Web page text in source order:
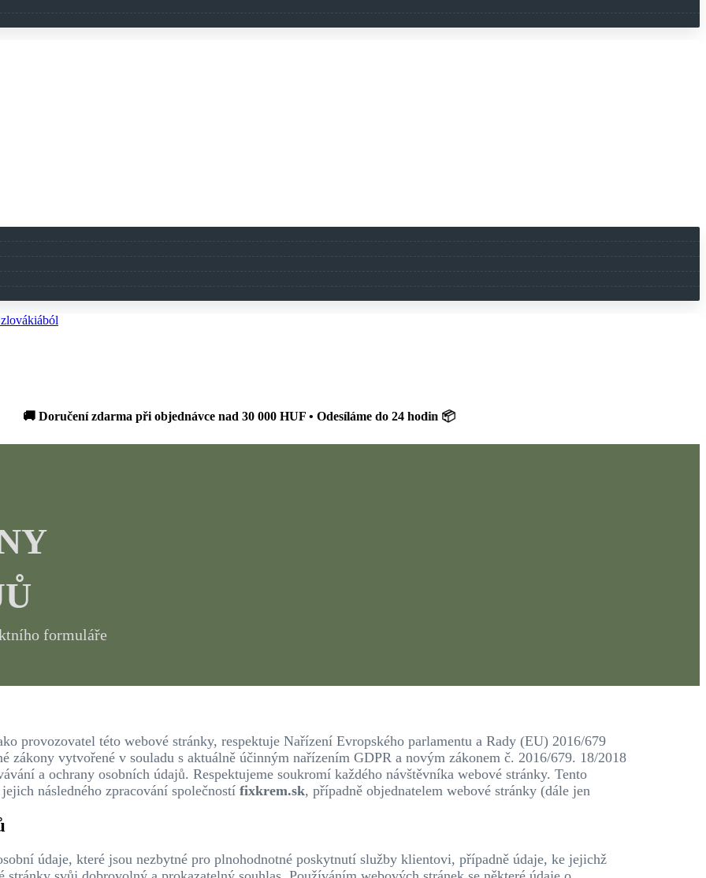
Doručení zdarma při objednávce nad 30 000 HUF • Odesíláme do 24 hodin 📦
formuláře
provozovatel této webové stránky, respektuje Nařízení Evropského parlamentu a Rady (EU) 2016/679
zákony vytvořené v souladu s aktuálně účinným nařízením GDPR a novým zákonem č. 2016/679. 18/2018
a ochrany osobních údajů. Respektujeme soukromí každého návštěvníka webové stránky. Tento
následného zpracování společností fixkrem.sk, případně objednatelem webové stránky (dále jen
údaje, které jsou nezbytné pro plnohodnotné poskytnutí služby klientovi, případně údaje, ke jejichž